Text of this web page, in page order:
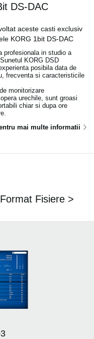
DS-DAC
aceste casti exclusiv
KORG 1bit DS-DAC
profesionala in studio a
KORG DSD
posibila data de
frecventa si caracteristicile
monitorizare
urechile, sunt groasi
chiar si dupa ore
mai multe informatii
Format Fisiere >